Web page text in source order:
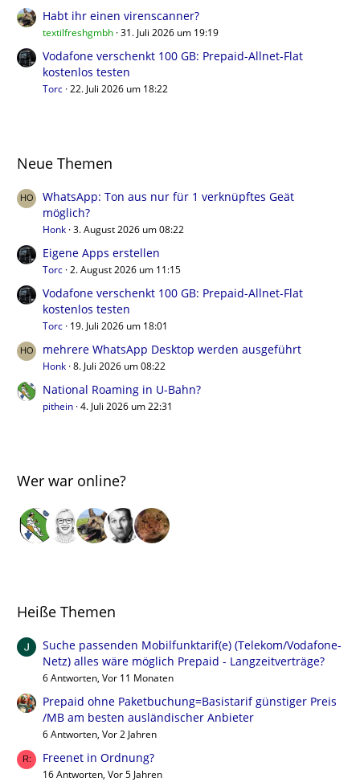
Habt ihr einen virenscanner?
textilfreshgmbh 31. Juli 2026 um 19:19
Vodafone verschenkt 100 GB: Prepaid-Allnet-Flat
kostenlos testen
Torc 22. Juli 2026 um 18:22
Neue Themen
WhatsApp: Ton aus nur für 1 verknüpftes Geät
möglich?
Honk 3. August 2026 um 08:22
Eigene Apps erstellen
Torc 2. August 2026 um 11:15
Vodafone verschenkt 100 GB: Prepaid-Allnet-Flat
kostenlos testen
Torc 19. Juli 2026 um 18:01
mehrere WhatsApp Desktop werden ausgeführt
Honk 8. Juli 2026 um 08:22
National Roaming in U-Bahn?
pithein 4. Juli 2026 um 22:31
Wer war online?
Heiße Themen
Suche passenden Mobilfunktarif(e) (Telekom/Vodafone-
Netz) alles wäre möglich Prepaid - Langzeitverträge?
6 Antworten, Vor 11 Monaten
Prepaid ohne Paketbuchung=Basistarif günstiger Preis
/MB am besten ausländischer Anbieter
6 Antworten, Vor 2 Jahren
Freenet in Ordnung?
16 Antworten, Vor 5 Jahren